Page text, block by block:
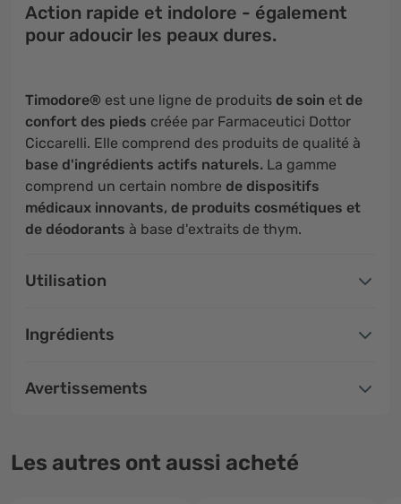
Action rapide et indolore - également
pour adoucir les peaux dures.
Timodore® est une ligne de produits de soin et de
confort des pieds créée par Farmaceutici Dottor
Ciccarelli. Elle comprend des produits de qualité à
base d'ingrédients actifs naturels. La gamme
comprend un certain nombre de dispositifs
médicaux innovants, de produits cosmétiques et
de déodorants à base d'extraits de thym.
Utilisation
Ingrédients
Avertissements
Les autres ont aussi acheté